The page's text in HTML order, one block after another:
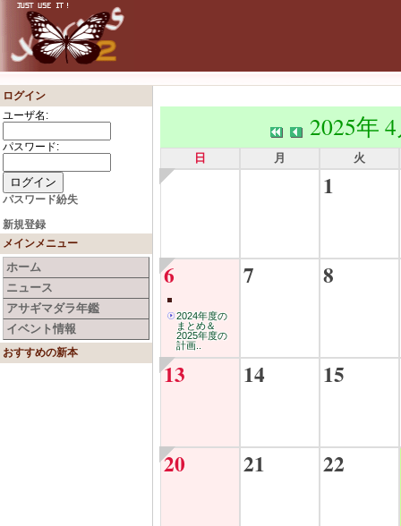
ログイン
ユーザ名:
パスワード:
パスワード紛失
新規登録
メインメニュー
ホーム
ニュース
アサギマダラ年鑑
イベント情報
おすすめの新本
2025年
日 月 火
1
6
2024年度の
まとめ＆
2025年度の
計画..
7 8
13 14 15
20 21 22